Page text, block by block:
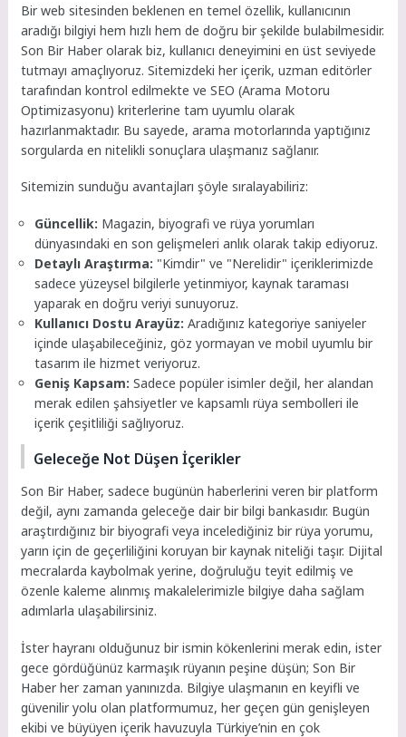
Bir web sitesinden beklenen en temel özellik, kullanıcının
aradığı bilgiyi hem hızlı hem de doğru bir şekilde bulabilmesidir.
Son Bir Haber olarak biz, kullanıcı deneyimini en üst seviyede
tutmayı amaçlıyoruz. Sitemizdeki her içerik, uzman editörler
tarafından kontrol edilmekte ve SEO (Arama Motoru
Optimizasyonu) kriterlerine tam uyumlu olarak
hazırlanmaktadır. Bu sayede, arama motorlarında yaptığınız
sorgularda en nitelikli sonuçlara ulaşmanız sağlanır.
Sitemizin sunduğu avantajları şöyle sıralayabiliriz:
Güncellik: Magazin, biyografi ve rüya yorumları
dünyasındaki en son gelişmeleri anlık olarak takip ediyoruz.
Detaylı Araştırma: "Kimdir" ve "Nerelidir" içeriklerimizde
sadece yüzeysel bilgilerle yetinmiyor, kaynak taraması
yaparak en doğru veriyi sunuyoruz.
Kullanıcı Dostu Arayüz: Aradığınız kategoriye saniyeler
içinde ulaşabileceğiniz, göz yormayan ve mobil uyumlu bir
tasarım ile hizmet veriyoruz.
Geniş Kapsam: Sadece popüler isimler değil, her alandan
merak edilen şahsiyetler ve kapsamlı rüya sembolleri ile
içerik çeşitliliği sağlıyoruz.
Geleceğe Not Düşen İçerikler
Son Bir Haber, sadece bugünün haberlerini veren bir platform
değil, aynı zamanda geleceğe dair bir bilgi bankasıdır. Bugün
araştırdığınız bir biyografi veya incelediğiniz bir rüya yorumu,
yarın için de geçerliliğini koruyan bir kaynak niteliği taşır. Dijital
mecralarda kaybolmak yerine, doğruluğu teyit edilmiş ve
özenle kaleme alınmış makalelerimizle bilgiye daha sağlam
adımlarla ulaşabilirsiniz.
İster hayranı olduğunuz bir ismin kökenlerini merak edin, ister
gece gördüğünüz karmaşık rüyanın peşine düşün; Son Bir
Haber her zaman yanınızda. Bilgiye ulaşmanın en keyifli ve
güvenilir yolu olan platformumuz, her geçen gün genişleyen
ekibi ve büyüyen içerik havuzuyla Türkiye’nin en çok